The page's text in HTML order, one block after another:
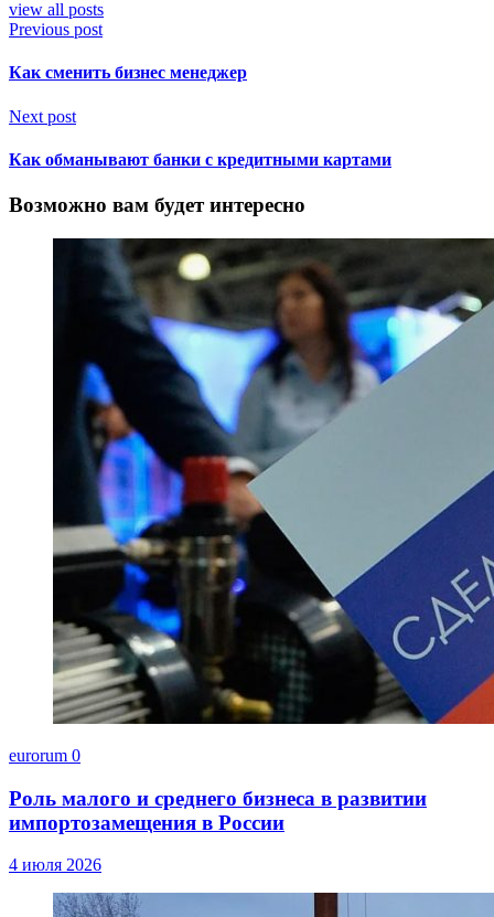
view all posts
Previous post
Как сменить бизнес менеджер
Next post
Как обманывают банки с кредитными картами
Возможно вам будет интересно
eurorum 0
Роль малого и среднего бизнеса в развитии
импортозамещения в России
4 июля 2026